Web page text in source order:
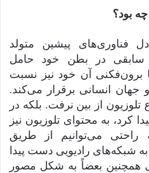
چه بود؟
فناوری‌های پیشین متولد
سابقی در بطن خود حامل
برون‌فکنی آن خود نیز نسبت
جهان انسانی برقرار می‌کند.
تلوزیون از بین نرفت. بلکه در
کرد، به محتوای تلوزیون نیز
راحتی می‌توانیم از طریق
شبکه‌های رادیویی دست پیدا
همچنین بعضاً به شکل مصور